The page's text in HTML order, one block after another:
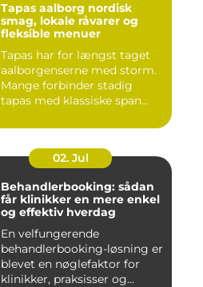
Tapas aalborg nordisk
smag, lokale råvarer og
fleksible menuer
Tapas har for længst taget
aalborgenserne med storm.
Mange forbinder stadig
tapas med klassiske span...
02. Jul
Behandlerbooking: sådan
får klinikker en mere enkel
og effektiv hverdag
En velfungerende
behandlerbooking-løsning er
blevet en nøglefaktor for
klinikker, praksisser og